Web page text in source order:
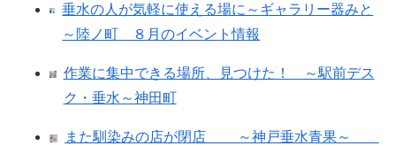
垂水の人が気軽に使える場に～ギャラリー器みと
～陸ノ町 ８月のイベント情報
作業に集中できる場所、見つけた！ ～駅前デス
ク・垂水～神田町
また馴染みの店が閉店 ～神戸垂水青果～